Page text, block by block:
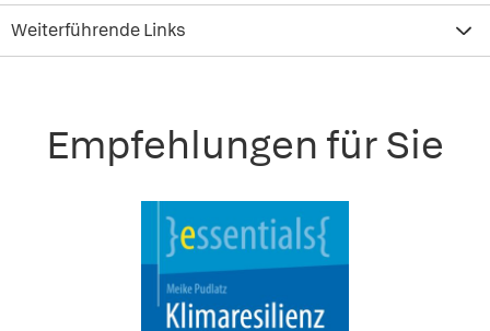
Weiterführende Links
Empfehlungen für Sie